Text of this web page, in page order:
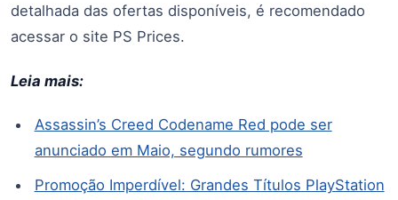
detalhada das ofertas disponíveis, é recomendado
acessar o site PS Prices.
Leia mais:
Assassin’s Creed Codename Red pode ser
anunciado em Maio, segundo rumores
Promoção Imperdível: Grandes Títulos PlayStation